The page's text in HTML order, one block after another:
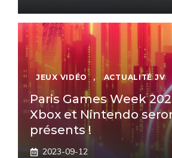
JEUX VIDÉO , ACTUALITÉ JV
Paris Games Week
Xbox et Nintendo
présents !
2023-09-12